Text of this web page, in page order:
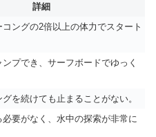
詳細
ングの2倍以上の体力でスタート
プでき、サーフボードでゆっく
を続けても止まることがない。
要がなく、水中の探索が非常に